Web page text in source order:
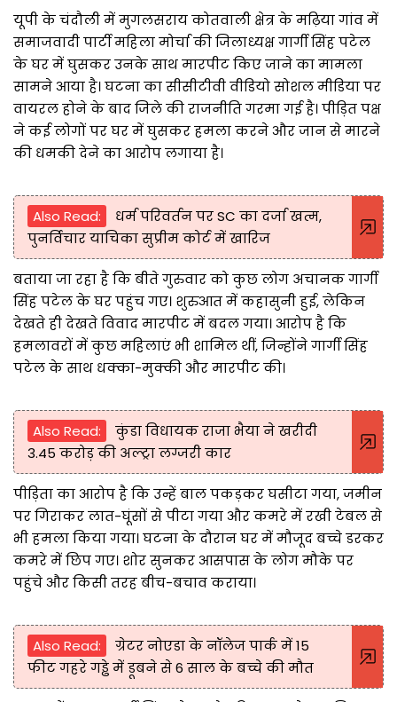
यूपी के चंदौली में मुगलसराय कोतवाली क्षेत्र के मढ़िया गांव में
समाजवादी पार्टी महिला मोर्चा की जिलाध्यक्ष गार्गी सिंह पटेल
के घर में घुसकर उनके साथ मारपीट किए जाने का मामला
सामने आया है। घटना का सीसीटीवी वीडियो सोशल मीडिया पर
वायरल होने के बाद जिले की राजनीति गरमा गई है। पीड़ित पक्ष
ने कई लोगों पर घर में घुसकर हमला करने और जान से मारने
की धमकी देने का आरोप लगाया है।
Also Read:
धर्म परिवर्तन पर SC का दर्जा खत्म,
पुनर्विचार याचिका सुप्रीम कोर्ट में खारिज
बताया जा रहा है कि बीते गुरुवार को कुछ लोग अचानक गार्गी
सिंह पटेल के घर पहुंच गए। शुरुआत में कहासुनी हुई, लेकिन
देखते ही देखते विवाद मारपीट में बदल गया। आरोप है कि
हमलावरों में कुछ महिलाएं भी शामिल थीं, जिन्होंने गार्गी सिंह
पटेल के साथ धक्का-मुक्की और मारपीट की।
Also Read:
कुंडा विधायक राजा भैया ने खरीदी
3.45 करोड़ की अल्ट्रा लग्जरी कार
पीड़िता का आरोप है कि उन्हें बाल पकड़कर घसीटा गया, जमीन
पर गिराकर लात-घूंसों से पीटा गया और कमरे में रखी टेबल से
भी हमला किया गया। घटना के दौरान घर में मौजूद बच्चे डरकर
कमरे में छिप गए। शोर सुनकर आसपास के लोग मौके पर
पहुंचे और किसी तरह बीच-बचाव कराया।
Also Read:
ग्रेटर नोएडा के नॉलेज पार्क में 15
फीट गहरे गड्ढे में डूबने से 6 साल के बच्चे की मौत